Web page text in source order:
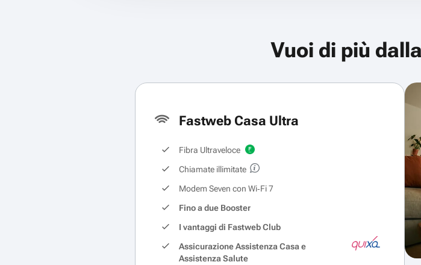
Vuoi di più
Fastweb Casa Ultra
Fibra Ultraveloce
Chiamate illimitate
Modem Seven con Wi‑Fi 7
Fino a due Booster
I vantaggi di Fastweb Club
Assicurazione Assistenza Casa e
Assistenza Salute